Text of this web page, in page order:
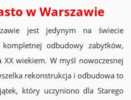
w Warszawie
jest jedynym na świecie
odbudowy zabytków,
XX wiekiem. W myśl nowoczesnej
rekonstrukcja i odbudowa to
który uczyniono dla Starego